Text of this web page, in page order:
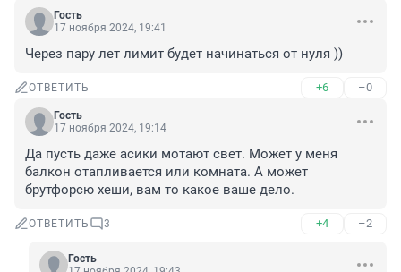
Гость
17 ноября 2024, 19:41
Через пару лет лимит будет начинаться от нуля ))
ОТВЕТИТЬ +6 –0
Гость
17 ноября 2024, 19:14
Да пусть даже асики мотают свет. Может у меня
балкон отапливается или комната. А может
брутфорсю хеши, вам то какое ваше дело.
ОТВЕТИТЬ 3 +4 –2
Гость